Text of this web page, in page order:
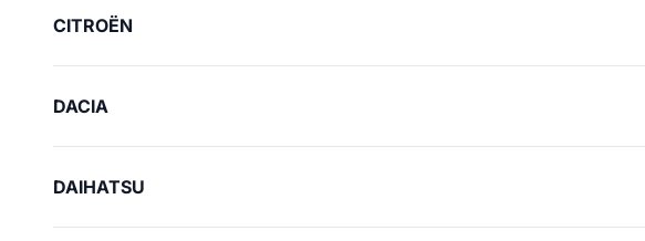
CITROËN
DACIA
DAIHATSU